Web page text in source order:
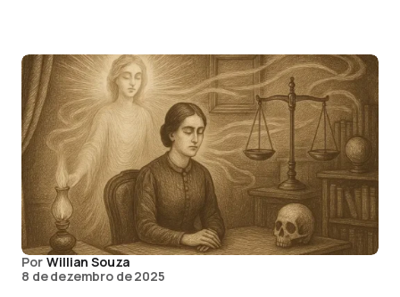
Por Willian Souza
8 de dezembro de 2025